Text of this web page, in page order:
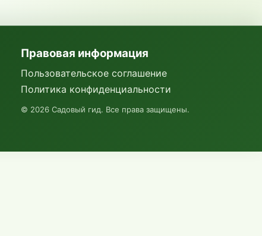
Правовая информация
Пользовательское соглашение
Политика конфиденциальности
© 2026 Садовый гид. Все права защищены.